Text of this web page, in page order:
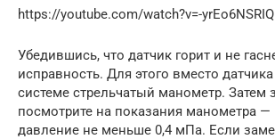
https://youtube.com/watch?v=-yrEo6NSRIQ
Убедившись, что датчик горит и не
исправность. Для этого вместо
системе стрельчатый манометр. Затем
посмотрите на показания манометра
давление не меньше 0,4 мПа. Если